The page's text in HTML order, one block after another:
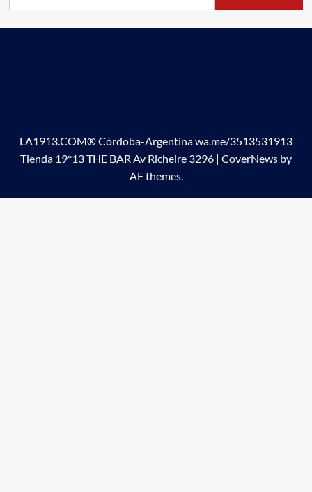
LA1913.COM® Córdoba-Argentina wa.me/3513531913
Tienda 19*13 THE BAR Av Richeire 3296 | CoverNews by
AF themes.